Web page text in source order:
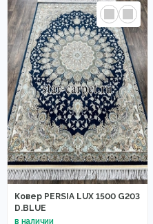
Ковер PERSIA LUX 1500 G203
D.BLUE